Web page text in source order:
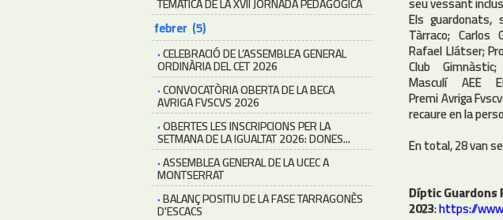
TEMÀTICA DE LA XVII JORNADA PEDAGÒGICA
febrer (5)
·CELEBRACIÓ DE L’ASSEMBLEA GENERAL
ORDINÀRIA DEL CET 2026
·CONVOCATÒRIA OBERTA DE LA BECA
AVRIGA FVSCVS 2026
·OBERTES LES INSCRIPCIONS PER LA
SETMANA DE LA IGUALTAT 2026: DONES...
·ASSEMBLEA GENERAL DE LA UCEC A
MONTSERRAT
·BALANÇ POSITIU DE LA FASE TARRAGONÈS
D'ESCACS
Els guardonats,
Tàrraco; Carlos
Rafael Llátser;
Club
Masculí AEE
Premi Avriga
recaure en la
En total, 28 van
Díptic Guardons
2023:https://